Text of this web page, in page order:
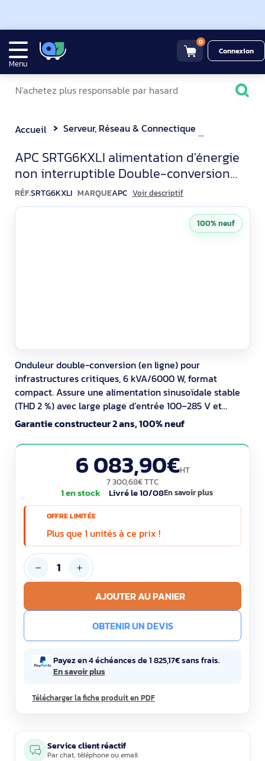
Menu
0
Connexion
Accueil Serveur, Réseau & Connectique
APC SRTG6KXLI
APC SRTG6KXLI alimentation d'énergie
non interruptible Double-conversion
(en ligne) 6 kVA 6000 W 3 s
RÉF.SRTG6KXLI MARQUEAPC Voir descriptif
Onduleur double-conversion (en ligne) pour
infrastructures critiques, 6 kVA/6000 W, format
compact. Assure une alimentation sinusoïdale stable
(THD 2 %) avec large plage d’entrée 100–285 V et
fréquence 40–70 Hz. Supervision réseau intégrée
(RJ‑45, USB, série), écran LCD et EPO. Batteries VRLA
remplaçables à chaud, recharge 4 h. RoHS/REACH.
Sorties C13/C19 (3 prises).
Garantie constructeur 2 ans, 100% neuf
6 083,90€HT
7 300,68€ TTC
1 en stock Livré le 10/08En savoir plus
OFFRE LIMITÉE
Plus que 1 unités à ce prix !
AJOUTER AU PANIER
OBTENIR UN DEVIS
Payez en 4 échéances de 1 825,17€ sans frais.
En savoir plus
Télécharger la fiche produit en PDF
100% neuf
Service client réactif
Parchat, téléphoneouemail